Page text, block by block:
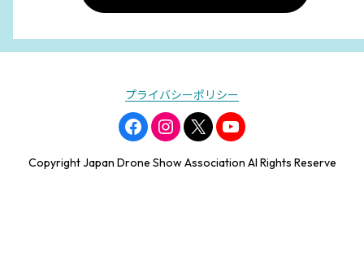
プライバシーポリシー
Copyright Japan Drone Show Association Al Rights Reserve